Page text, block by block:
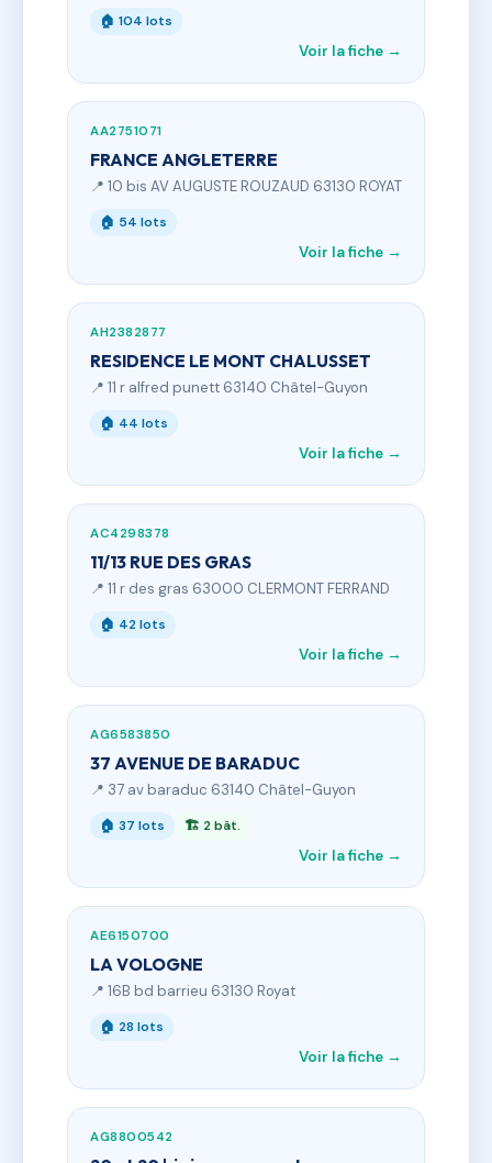
🏠 104 lots
Voir la fiche →
AA2751071
FRANCE ANGLETERRE
📍 10 bis AV AUGUSTE ROUZAUD 63130 ROYAT
🏠 54 lots
Voir la fiche →
AH2382877
RESIDENCE LE MONT CHALUSSET
📍 11 r alfred punett 63140 Châtel-Guyon
🏠 44 lots
Voir la fiche →
AC4298378
11/13 RUE DES GRAS
📍 11 r des gras 63000 CLERMONT FERRAND
🏠 42 lots
Voir la fiche →
AG6583850
37 AVENUE DE BARADUC
📍 37 av baraduc 63140 Châtel-Guyon
🏠 37 lots 🏗 2 bât.
Voir la fiche →
AE6150700
LA VOLOGNE
📍 16B bd barrieu 63130 Royat
🏠 28 lots
Voir la fiche →
AG8800542